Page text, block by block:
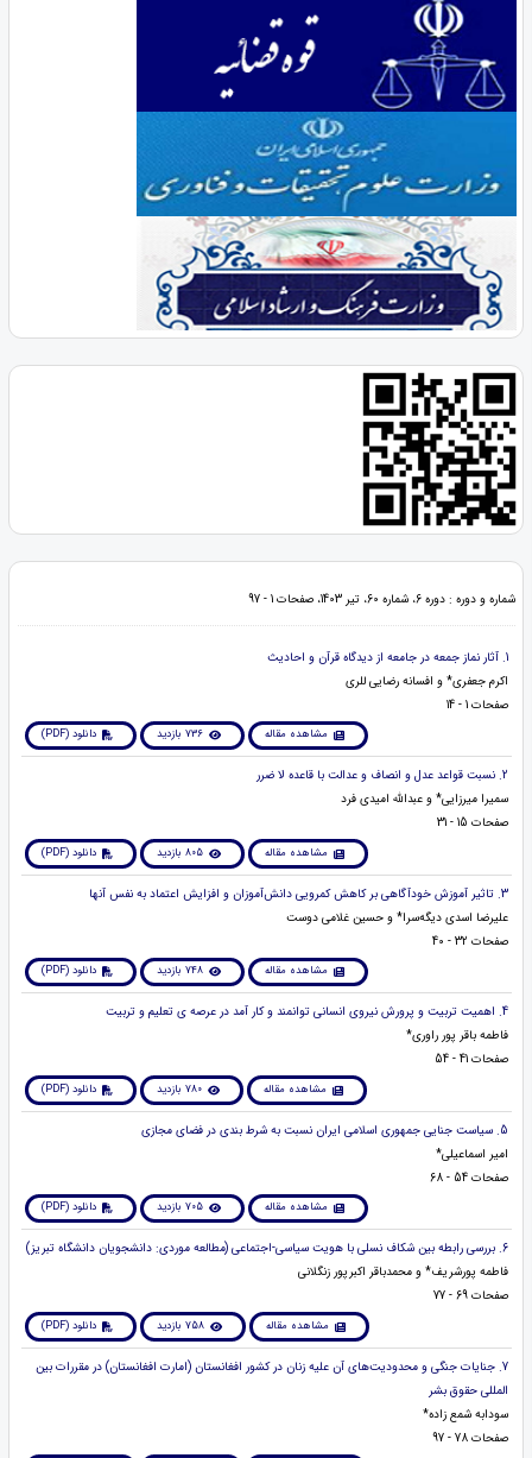
شماره و دوره : دوره 6، شماره 60، تیر 1403، صفحات 1 - 97
1. آثار نماز جمعه در جامعه از دیدگاه قرآن و احادیث
اکرم جعفری* و افسانه رضایی للری
صفحات 1 - 14
مشاهده مقاله 736 بازدید دانلود (PDF)
2. نسبت قواعد عدل و انصاف و عدالت با قاعده لا ضرر
سمیرا میرزایی* و عبدالله امیدی فرد
صفحات 15 - 31
مشاهده مقاله 805 بازدید دانلود (PDF)
3. تاثیر آموزش خودآگاهی بر کاهش کمرویی دانش‌آموزان و افزایش اعتماد به نفس آنها
علیرضا اسدی دیگه‌سرا* و حسین غلامی دوست
صفحات 32 - 40
مشاهده مقاله 748 بازدید دانلود (PDF)
4. اهمیت تربیت و پرورش نیروی انسانی توانمند و کار آمد در عرصه ی تعلیم و تربیت
فاطمه باقر پور راوری*
صفحات 41 - 54
مشاهده مقاله 780 بازدید دانلود (PDF)
5. سیاست جنایی جمهوری اسلامی ایران نسبت به شرط بندی در فضای مجازی
امیر اسماعیلی*
صفحات 54 - 68
مشاهده مقاله 705 بازدید دانلود (PDF)
6. بررسی رابطه بین شکاف نسلی با هویت سیاسی-اجتماعی (مطالعه موردی: دانشجویان دانشگاه تبریز)
فاطمه پورشریف* و محمدباقر اکبرپور زنگلانی
صفحات 69 - 77
مشاهده مقاله 758 بازدید دانلود (PDF)
7. جنایات جنگی و محدودیت‌های آن علیه زنان در کشور افغانستان (امارت افغانستان) در مقررات بین
المللی حقوق بشر
سودابه شمع زاده*
صفحات 78 - 97